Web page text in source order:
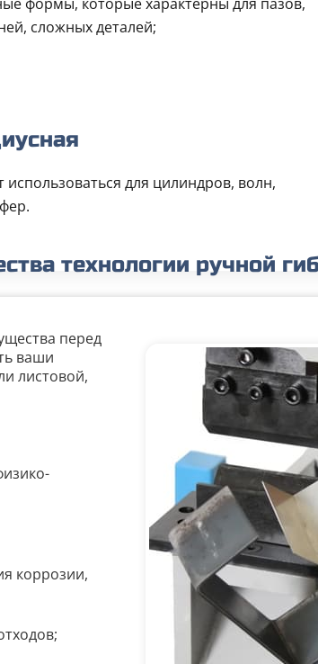
сложных деталей;
использоваться для цилиндров, волн,
технологии ручной
перед
ваши
листовой,
коррозии,